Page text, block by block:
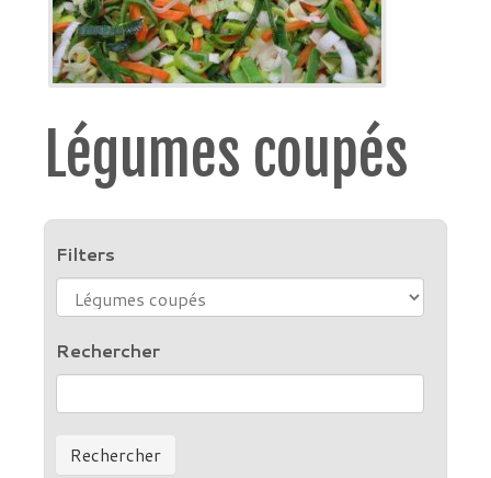
Légumes coupés
Filters
Rechercher